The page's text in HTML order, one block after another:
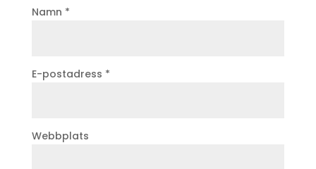
Namn *
E-postadress *
Webbplats